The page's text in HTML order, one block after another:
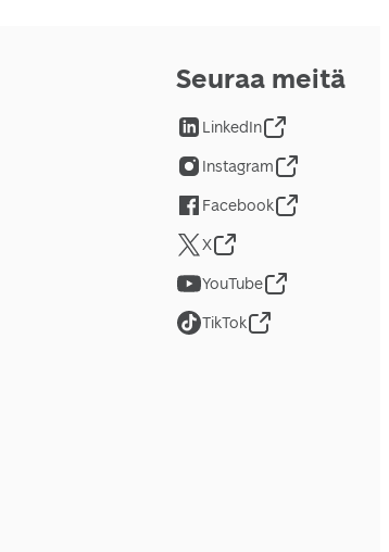
Seuraa meitä
LinkedIn
Instagram
Facebook
X
YouTube
TikTok